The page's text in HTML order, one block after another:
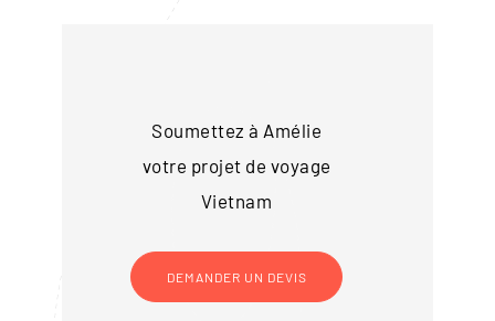
Soumettez à Amélie
votre projet de voyage
Vietnam
DEMANDER UN DEVIS